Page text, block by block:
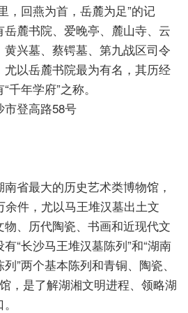
，回燕为首，岳麓为足”的记
麓书院、爱晚亭、麓山寺、云
兴墓、蔡锷墓、第九战区司令
以岳麓书院最为有名，其历经
年学府”之称。
登高路58号
省最大的历史艺术类博物馆，
余件，尤以马王堆汉墓出土文
、历代陶瓷、书画和近现代文
“长沙马王堆汉墓陈列”和“湖南
”两个基本陈列和青铜、陶瓷、
，是了解湖湘文明进程、领略湖